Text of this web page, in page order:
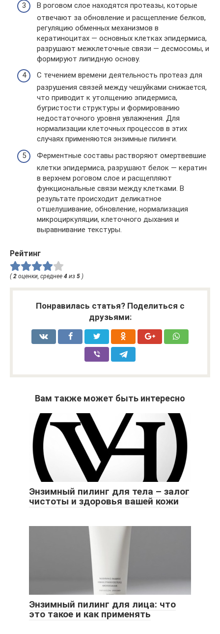
В роговом слое находятся протеазы, которые
отвечают за обновление и расщепление белков,
регуляцию обменных механизмов в
кератиноцитах — основных клетках эпидермиса,
разрушают межклеточные связи — десмосомы, и
формируют липидную основу.
С течением времени деятельность протеаз для
разрушения связей между чешуйками снижается,
что приводит к утолщению эпидермиса,
бугристости структуры и формированию
недостаточного уровня увлажнения. Для
нормализации клеточных процессов в этих
случаях применяются энзимные пилинги.
Ферментные составы растворяют омертвевшие
клетки эпидермиса, разрушают белок — кератин
в верхнем роговом слое и расщепляют
функциональные связи между клетками. В
результате происходит деликатное
отшелушивание, обновление, нормализация
микроциркуляции, клеточного дыхания и
выравнивание текстуры.
Рейтинг
( 2 оценки, среднее 4 из 5 )
Понравилась статья? Поделиться с
друзьями:
Вам также может быть интересно
Энзимный пилинг для тела – залог
чистоты и здоровья вашей кожи
Энзимный пилинг для лица: что
это такое и как применять